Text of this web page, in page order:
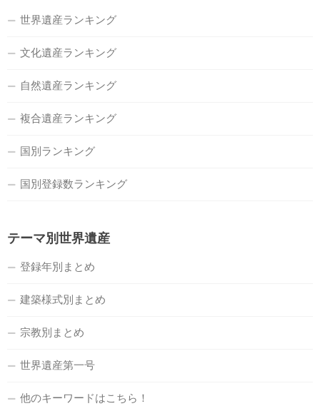
世界遺産ランキング
文化遺産ランキング
自然遺産ランキング
複合遺産ランキング
国別ランキング
国別登録数ランキング
テーマ別世界遺産
登録年別まとめ
建築様式別まとめ
宗教別まとめ
世界遺産第一号
他のキーワードはこちら！